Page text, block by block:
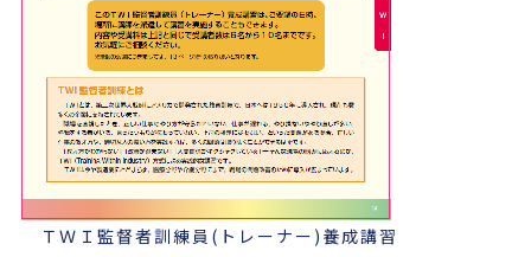
ＴＷＩ監督者訓練員(トレーナー)養成講習